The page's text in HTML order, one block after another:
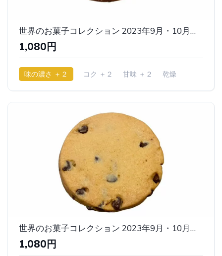
世界のお菓子コレクション 2023年9月・10月版（マームール） ｜ベルン
1,080円
味の濃さ ＋２ コク ＋２ 甘味 ＋２ 乾燥
世界のお菓子コレクション 2023年9月・10月版（ペチェーニエ） ｜ベルン
1,080円